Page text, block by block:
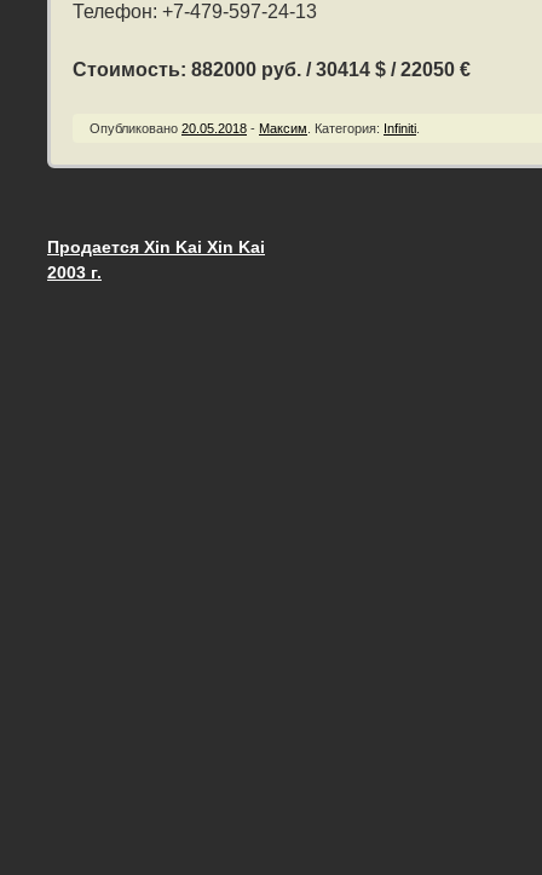
Телефон: +7-479-597-24-13
Стоимость: 882000 руб. / 30414 $ / 22050 €
Опубликовано 20.05.2018 - Максим Категория: Infiniti
Запись навигация
Продается Xin Kai Xin Kai
2003 г.